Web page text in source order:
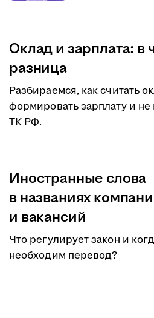
Оклад и зарплата: в
разница
Разбираемся, как считать
формировать зарплату и не
ТК РФ.
Иностранные слова
в названиях
и вакансий
Что регулирует закон и
необходим перевод?